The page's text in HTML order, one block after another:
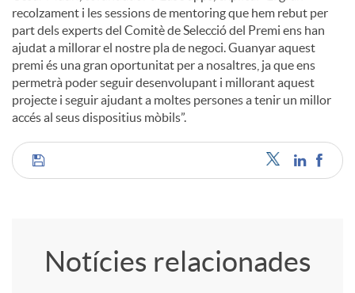
recolzament i les sessions de mentoring que hem rebut per
part dels experts del Comitè de Selecció del Premi ens han
ajudat a millorar el nostre pla de negoci. Guanyar aquest
premi és una gran oportunitat per a nosaltres, ja que ens
permetrà poder seguir desenvolupant i millorant aquest
projecte i seguir ajudant a moltes persones a tenir un millor
accés al seus dispositius mòbils”.
C
Notícies relacionades